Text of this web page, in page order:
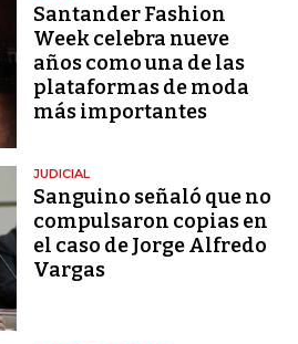
Santander Fashion
Week celebra nueve
años como una de las
plataformas de moda
más importantes
JUDICIAL
Sanguino señaló que no
compulsaron copias en
el caso de Jorge Alfredo
Vargas